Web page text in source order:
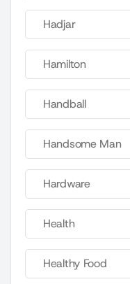
Hadjar
Hamilton
Handball
Handsome Man
Hardware
Health
Healthy Food